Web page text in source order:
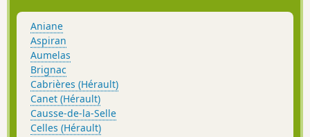
Aniane
Aspiran
Aumelas
Brignac
Cabrières (Hérault)
Canet (Hérault)
Causse-de-la-Selle
Celles (Hérault)